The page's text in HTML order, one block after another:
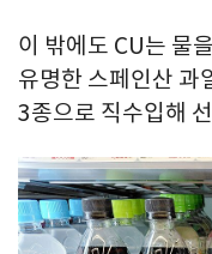
이 밖에도 CU는 물
유명한 스페인산
3종으로 직수입해